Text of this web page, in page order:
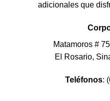
adicionales que
Matamoros #
El Rosario,
Teléfonos: